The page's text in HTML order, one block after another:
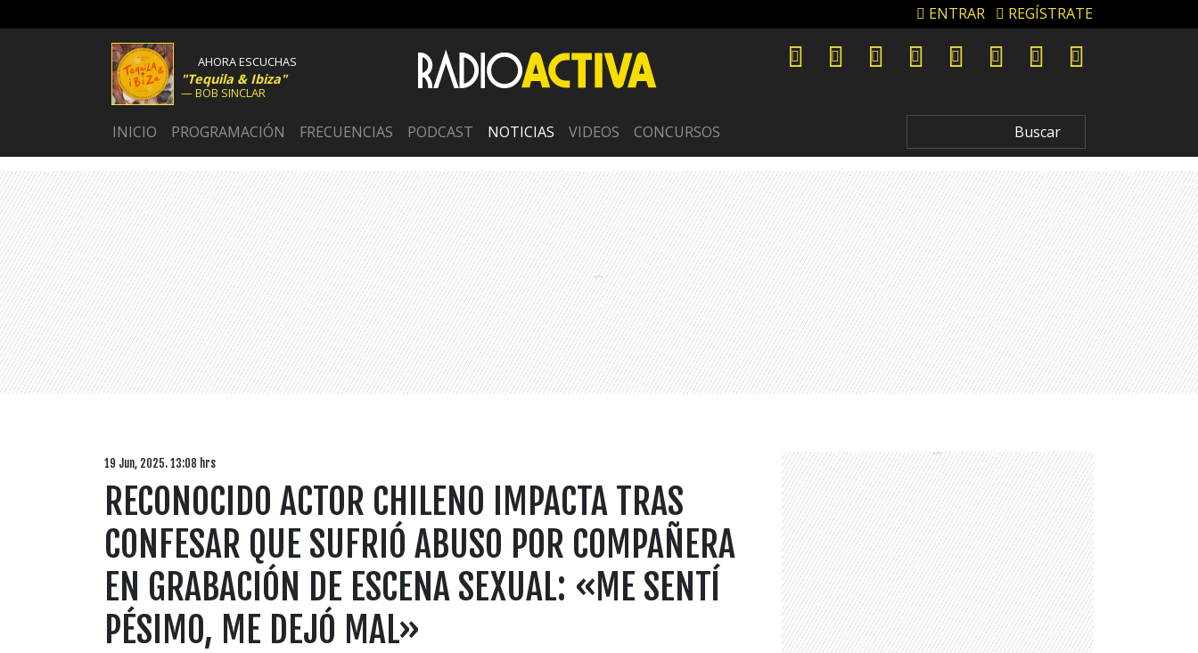
ENTRAR REGÍSTRATE
AHORA ESCUCHAS
Tequila & Ibiza
BOB SINCLAR
INICIO PROGRAMACIÓN FRECUENCIAS PODCAST NOTICIAS VIDEOS CONCURSOS
19 Jun, 2025. 13:08 hrs
RECONOCIDO ACTOR CHILENO IMPACTA TRAS
CONFESAR QUE SUFRIÓ ABUSO POR COMPAÑERA
EN GRABACIÓN DE ESCENA SEXUAL: «ME SENTÍ
PÉSIMO, ME DEJÓ MAL»